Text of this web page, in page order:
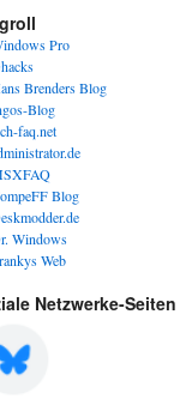
Pro
Brenders Blog
Blog
faq.net
Blog
Windows
Web
Netzwerke-Seiten